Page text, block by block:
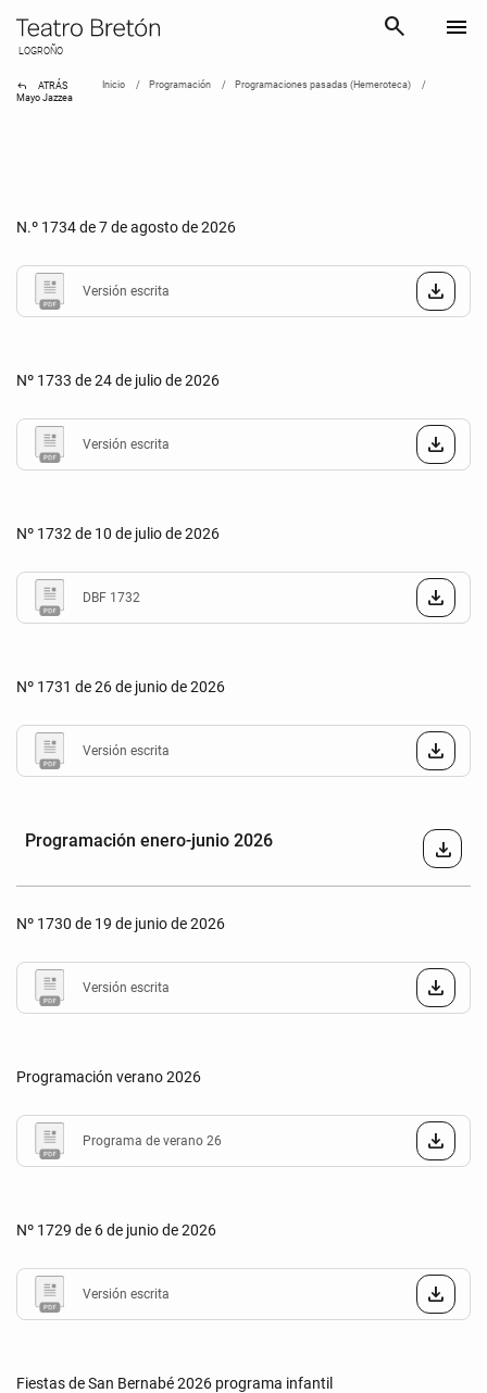
LOGROÑO
search menu
reply ATRÁS Inicio Programación
Programaciones pasadas (Hemeroteca)
Mayo Jazzea
N.º 1734 de 7 de agosto de 2026
Versión escrita
Nº 1733 de 24 de julio de 2026
Versión escrita
Nº 1732 de 10 de julio de 2026
DBF 1732
Nº 1731 de 26 de junio de 2026
Versión escrita
Programación enero-junio 2026 download
Nº 1730 de 19 de junio de 2026
Versión escrita
Programación verano 2026
Programa de verano 26
Nº 1729 de 6 de junio de 2026
Versión escrita
Fiestas de San Bernabé 2026 programa infantil